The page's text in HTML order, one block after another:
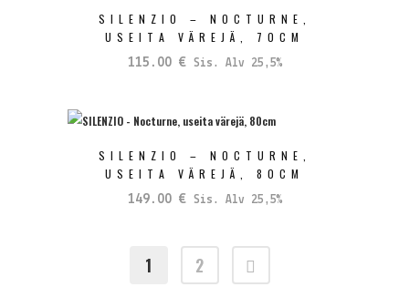
SILENZIO – NOCTURNE,
USEITA VÄREJÄ, 70CM
115.00 € Sis. Alv 25,5%
SILENZIO – NOCTURNE,
USEITA VÄREJÄ, 80CM
149.00 € Sis. Alv 25,5%
1 2